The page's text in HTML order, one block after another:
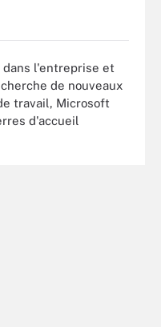
l'entreprise et
de nouveaux
travail, Microsoft
d'accueil